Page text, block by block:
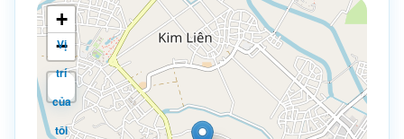
+
−
Vị
trí
của
tôi